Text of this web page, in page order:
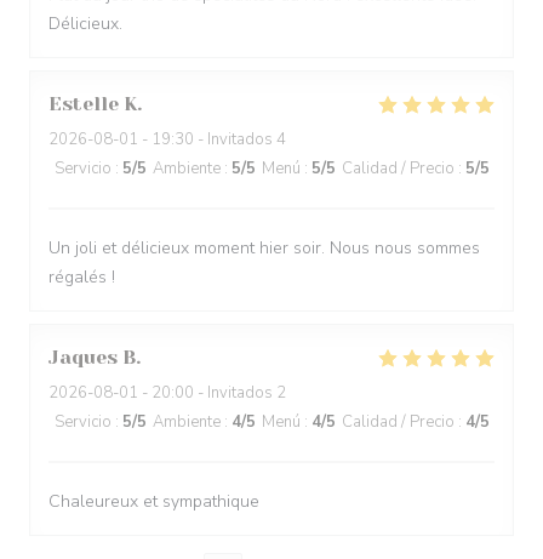
Délicieux.
Estelle K
2026-08-01 - 19:30 - Invitados 4
Servicio : 5/5 Ambiente : 5/5 Menú : 5/5 Calidad / Precio : 5/5
Un joli et délicieux moment hier soir. Nous nous sommes
régalés !
Jaques B
2026-08-01 - 20:00 - Invitados 2
Servicio : 5/5 Ambiente : 4/5 Menú : 4/5 Calidad / Precio : 4/5
Chaleureux et sympathique